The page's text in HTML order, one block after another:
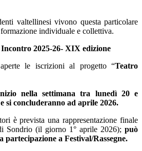
valtellinesi vivono questa particolare
individuale e collettiva.
2025-26- XIX edizione
le iscrizioni al progetto “Teatro
nella settimana tra lunedì 20 e
si concluderanno ad aprile 2026.
è prevista una rappresentazione finale
Sondrio (il giorno 1° aprile 2026); può
partecipazione a Festival/Rassegne.